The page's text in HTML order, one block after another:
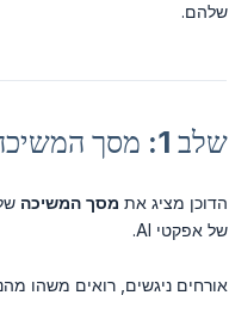
שלהם.
שלב 1: מסך המשיכה
הדוכן מציג את מסך המשיכה
של אפקטי AI.
אורחים ניגשים, רואים משהו